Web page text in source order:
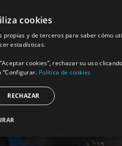
cookies
propias y de terceros para saber cómo
estadísticas.
cookies”, rechazar su uso
“Configurar. Política de cookies
RECHAZAR